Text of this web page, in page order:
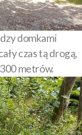
domkami
czas tą drogą,
metrów.